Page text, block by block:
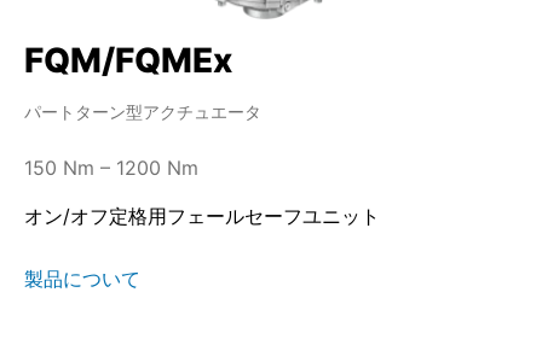
FQM/FQMEx
パートターン型アクチュエータ
150 Nm – 1200 Nm
オン/オフ定格用フェールセーフユニット
製品について